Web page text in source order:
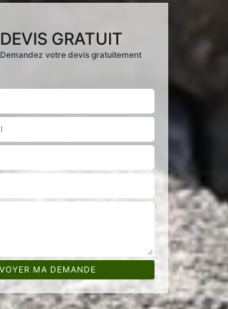
DEVIS GRATUIT
Demandez votre devis gratuitement